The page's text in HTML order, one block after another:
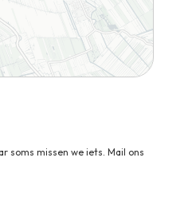
soms missen we iets. Mail ons